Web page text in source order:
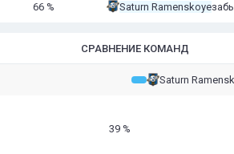
66 %
Saturn Ramenskoye
СРАВНЕНИЕ КОМАНД
Saturn
39 %